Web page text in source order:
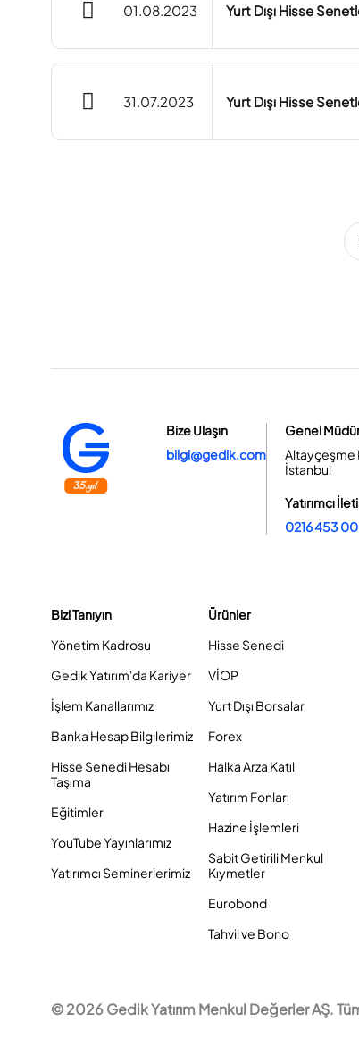
01.08.2023 Yurt Dışı Hisse
31.07.2023 Yurt Dışı Hisse
Bize Ulaşın
bilgi@gedik.com
Genel
Altayçeşme
İstanbul
Yatırımcı
0216 453
Bizi Tanıyın
Yönetim Kadrosu
Gedik Yatırım'da Kariyer
İşlem Kanallarımız
Banka Hesap Bilgilerimiz
Hisse Senedi Hesabı
Taşıma
Eğitimler
YouTube Yayınlarımız
Yatırımcı Seminerlerimiz
Ürünler
Hisse Senedi
VİOP
Yurt Dışı Borsalar
Forex
Halka Arza Katıl
Yatırım Fonları
Hazine İşlemleri
Sabit Getirili Menkul
Kıymetler
Eurobond
Tahvil ve Bono
© 2026 Gedik Yatırım Menkul Değerler AŞ. Tüm